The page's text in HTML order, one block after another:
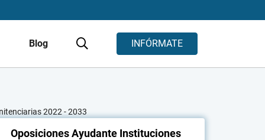
Blog INFÓRMATE
2022 - 2033
Oposiciones Ayudante Instituciones